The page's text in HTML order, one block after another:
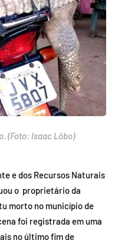
(Foto: Isaac Lôbo)
e dos Recursos Naturais
o proprietário da
morto no município de
foi registrada em uma
no último fim de